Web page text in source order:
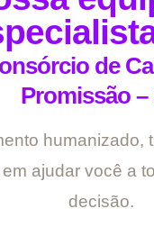
de
Promissão –
humanizado,
ajudar você a
decisão.